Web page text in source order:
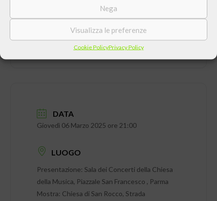
Nega
Visualizza le preferenze
Cookie PolicyPrivacy Policy
DATA
Giovedì 06 Marzo 2025 ore 21:00
LUOGO
Presentazione: Sala dei Concerti della Chiesa
della Musica, Piazzale San Francesco , Parma
Mostra: Chiesa di San Rocco, Strada